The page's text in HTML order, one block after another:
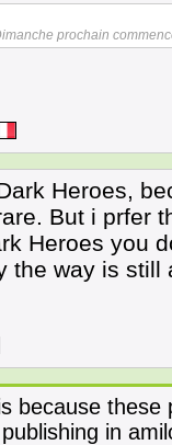
prochain
Heroes,
But i prfer
Heroes you
the way is
because
in